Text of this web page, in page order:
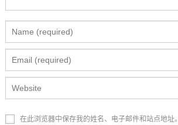
在此浏览器中保存我的姓名、电子邮件和站点地址。